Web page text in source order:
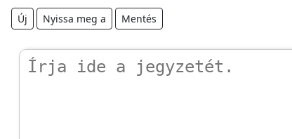
Új Nyissa meg a Mentés